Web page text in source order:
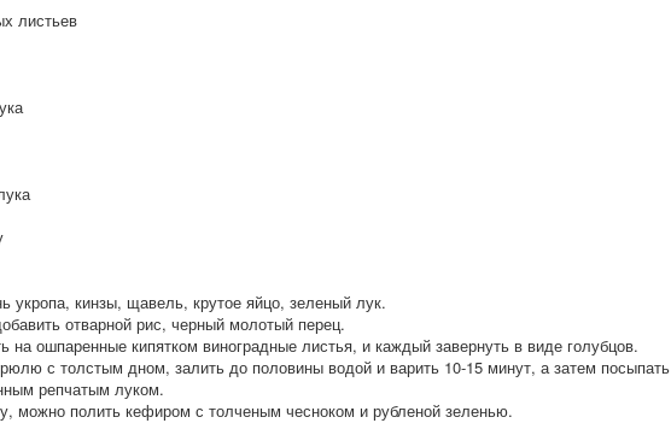
листьев
укропа, кинзы, щавель, крутое яйцо, зеленый лук.
отварной рис, черный молотый перец.
на ошпаренные кипятком виноградные листья, и каждый завернуть в виде голубцов.
с толстым дном, залить до половины водой и варить 10-15 минут, а затем посыпать
репчатым луком.
можно полить кефиром с толченым чесноком и рубленой зеленью.